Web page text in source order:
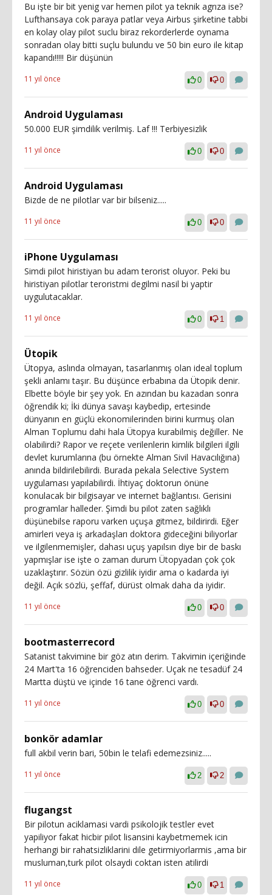
Bu işte bir bit yenig var hemen pilot ya teknik agrıza ise?
Lufthansaya cok paraya patlar veya Airbus şirketine tabbi
en kolay olay pilot suclu biraz rekorderlerde oynama
sonradan olay bitti suçlu bulundu ve 50 bin euro ile kitap
kapandı!!!!! Bir düşünün
11 yıl önce 0 0
Android Uygulaması
50.000 EUR şimdilik verilmiş. Laf !!! Terbiyesizlik
11 yıl önce 0 0
Android Uygulaması
Bizde de ne pilotlar var bir bilseniz.....
11 yıl önce 0 0
iPhone Uygulaması
Simdi pilot hiristiyan bu adam terorist oluyor. Peki bu
hiristiyan pilotlar teroristmi degilmi nasil bi yaptir
uygulutacaklar.
11 yıl önce 0 1
Ütopik
Ütopya, aslında olmayan, tasarlanmış olan ideal toplum
şekli anlamı taşır. Bu düşünce erbabına da Ütopik denir.
Elbette böyle bir şey yok. En azından bu kazadan sonra
öğrendik ki; İki dünya savaşı kaybedip, ertesinde
dünyanın en güçlü ekonomilerinden birini kurmuş olan
Alman Toplumu dahi hala Ütopya kurabilmiş değiller. Ne
olabilirdi? Rapor ve reçete verilenlerin kimlik bilgileri ilgili
devlet kurumlarına (bu örnekte Alman Sivil Havacılığına)
anında bildirilebilirdi. Burada pekala Selective System
uygulaması yapılabilirdi. İhtiyaç doktorun önüne
konulacak bir bilgisayar ve internet bağlantısı. Gerisini
programlar halleder. Şimdi bu pilot zaten sağlıklı
düşünebilse raporu varken uçuşa gitmez, bildirirdi. Eğer
amirleri veya iş arkadaşları doktora gideceğini biliyorlar
ve ilgilenmemişler, dahası uçuş yapılsın diye bir de baskı
yapmışlar ise işte o zaman durum Ütopyadan çok çok
uzaklaştırır. Sözün özü gizlilik iyidir ama o kadarda iyi
değil. Açık sözlü, şeffaf, dürüst olmak daha da iyidir.
11 yıl önce 0 0
bootmasterrecord
Satanist takvimine bir göz atın derim. Takvimin içeriğinde
24 Mart'ta 16 öğrenciden bahseder. Uçak ne tesadüf 24
Martta düştü ve içinde 16 tane öğrenci vardı.
11 yıl önce 0 0
bonkör adamlar
full akbil verin bari, 50bin le telafi edemezsiniz.....
11 yıl önce 2 2
flugangst
Bir pilotun aciklamasi vardi psikolojik testler evet
yapiliyor fakat hicbir pilot lisansini kaybetmemek icin
herhangi bir rahatsizliklarini dile getirmiyorlarmis ,ama bir
musluman,turk pilot olsaydi coktan isten atilirdi
11 yıl önce 0 1